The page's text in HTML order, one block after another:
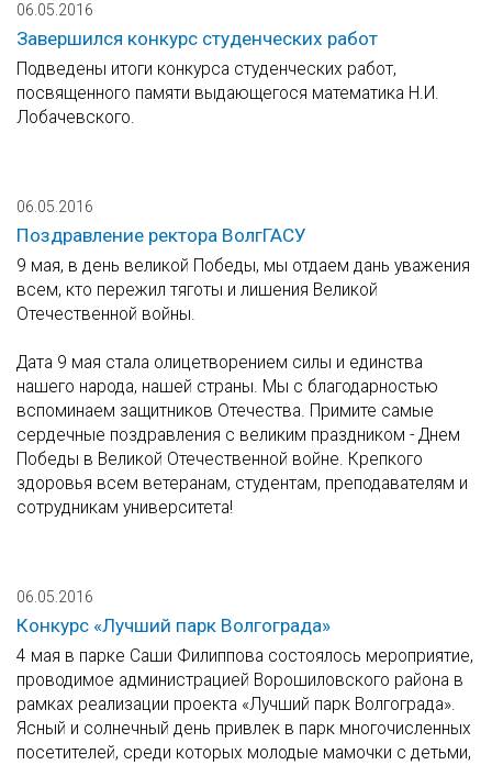
06.05.2016
Завершился конкурс студенческих работ
Подведены итоги конкурса студенческих работ,
посвященного памяти выдающегося математика Н.И.
Лобачевского.
06.05.2016
Поздравление ректора ВолгГАСУ
9 мая, в день великой Победы, мы отдаем дань уважения
всем, кто пережил тяготы и лишения Великой
Отечественной войны.
Дата 9 мая стала олицетворением силы и единства
нашего народа, нашей страны. Мы с благодарностью
вспоминаем защитников Отечества. Примите самые
сердечные поздравления с великим праздником - Днем
Победы в Великой Отечественной войне. Крепкого
здоровья всем ветеранам, студентам, преподавателям и
сотрудникам университета!
06.05.2016
Конкурс «Лучший парк Волгограда»
4 мая в парке Саши Филиппова состоялось мероприятие,
проводимое администрацией Ворошиловского района в
рамках реализации проекта «Лучший парк Волгограда».
Ясный и солнечный день привлек в парк многочисленных
посетителей, среди которых молодые мамочки с детьми,